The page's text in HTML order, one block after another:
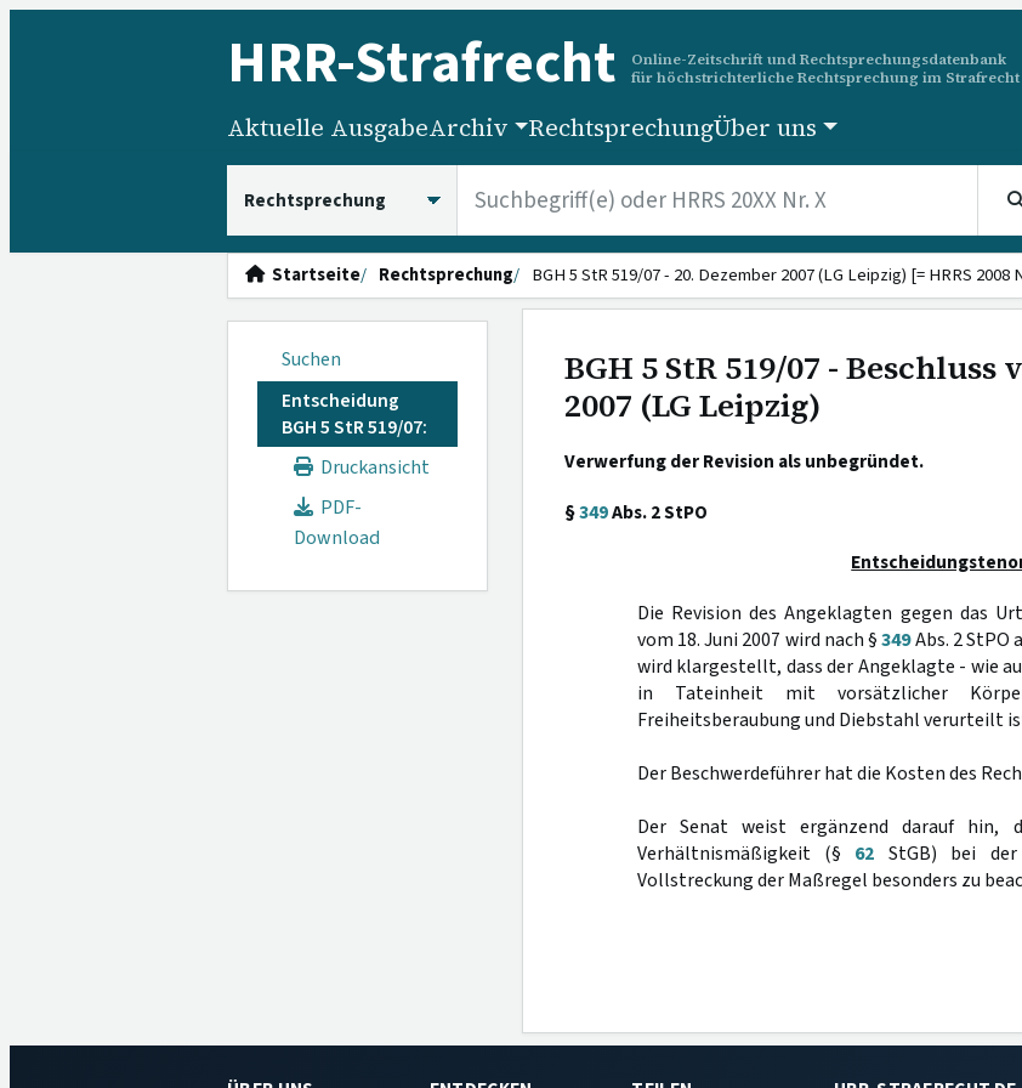
HRR-Strafrecht
Online-Zeitschrift und Rechtsprechungsdatenbank
für höchstrichterliche Rechtsprechung im Strafrecht
Aktuelle AusgabeArchiv RechtsprechungÜber uns
Startseite Rechtsprechung BGH 5 StR 519/07 - 20. Dezember 2007 (LG Leipzig) [= HRRS 2008
Suchen
Entscheidung
BGH 5 StR 519/07:
Druckansicht
PDF-
Download
BGH 5 StR 519/07 - Beschluss
2007 (LG Leipzig)
Verwerfung der Revision als unbegründet.
§349Abs. 2 StPO
Die Revision des Angeklagten gegen das
vom 18. Juni 2007 wird nach §349Abs. 2 StPO
wird klargestellt, dass der Angeklagte - wie
in Tateinheit mit vorsätzlicher
Freiheitsberaubung und Diebstahl verurteilt
Der Beschwerdeführer hat die Kosten des
Der Senat weist ergänzend darauf hin,
Verhältnismäßigkeit (§ 62 StGB) bei
Vollstreckung der Maßregel besonders zu